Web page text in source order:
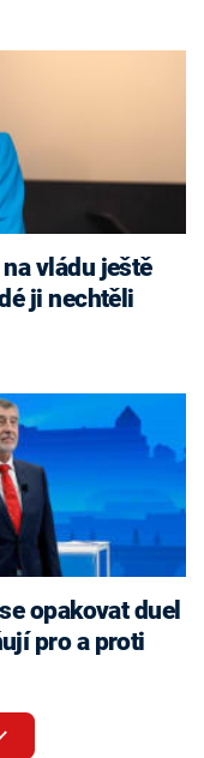
vládu ještě
ji nechtěli
pro a proti